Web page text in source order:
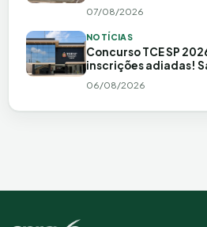
07/08/2026
NOTÍCIAS
Concurso TCE SP
inscrições adiadas!
06/08/2026